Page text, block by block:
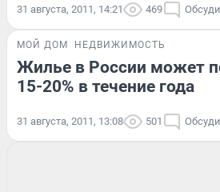
31 августа, 2011, 14:21 469
МОЙ ДОМ НЕДВИЖИМОСТЬ
Жилье в России может
15-20% в течение года
31 августа, 2011, 13:08 501